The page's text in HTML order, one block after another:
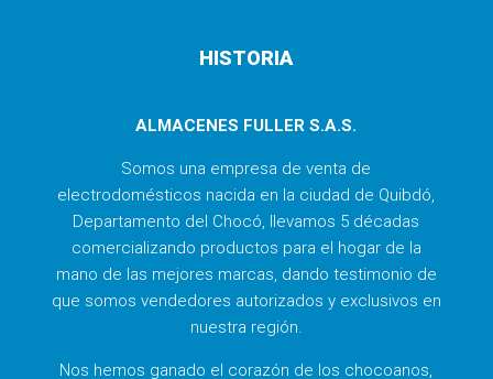
HISTORIA
ALMACENES FULLER S.A.S.
Somos una empresa de venta de
electrodomésticos nacida en la ciudad de Quibdó,
Departamento del Chocó, llevamos 5 décadas
comercializando productos para el hogar de la
mano de las mejores marcas, dando testimonio de
que somos vendedores autorizados y exclusivos en
nuestra región.
Nos hemos ganado el corazón de los chocoanos,